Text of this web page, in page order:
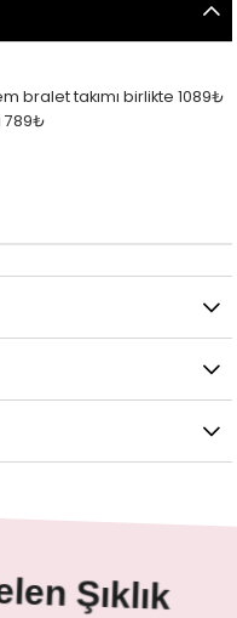
bralet takımı birlikte 1089₺
789₺
Şıklık